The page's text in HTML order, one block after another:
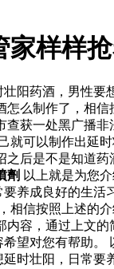
家样样
阳药酒，男性要
么制作了，相信
查获一处黑广播非
就可以制作出延
后是不是知道
劑 以上就是为您
养成良好的生活
相信按照上述的
容，通过上文的
望对您有帮助。
时壮阳，日常要